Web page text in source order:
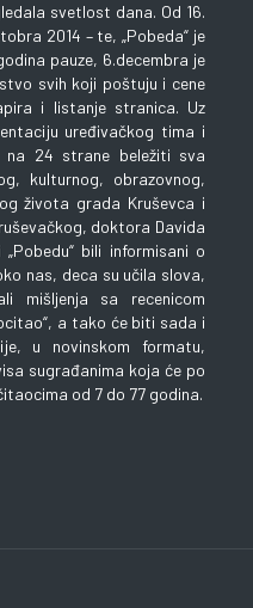
svetlost dana. Od 16.
2014 – te, „Pobeda“ je
pauze, 6.decembra je
svih koji poštuju i cene
i listanje stranica. Uz
uređivačkog tima i
na 24 strane beležiti sva
kulturnog, obrazovnog,
života grada Kruševca i
doktora Davida
bili informisani o
nas, deca su učila slova,
mišljenja sa recenicom
a tako će biti sada i
u novinskom formatu,
sugrađanima koja će po
od 7 do 77 godina.